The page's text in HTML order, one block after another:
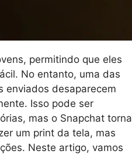
permitindo que eles
No entanto, uma das
enviados desaparecem
Isso pode ser
mas o Snapchat torna
um print da tela, mas
Neste artigo, vamos